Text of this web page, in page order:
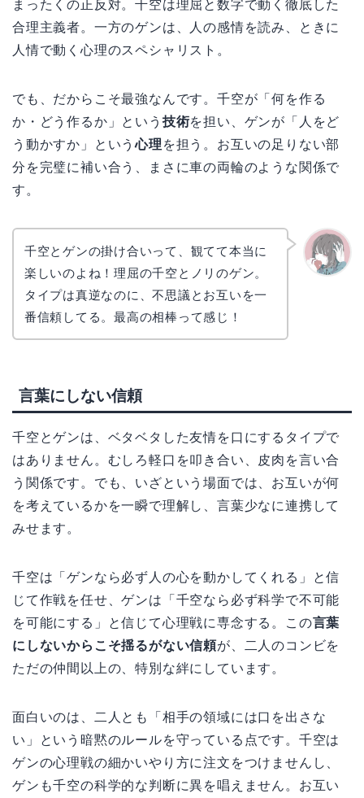
まったくの正反対。千空は理屈と数字で動く徹底した
合理主義者。一方のゲンは、人の感情を読み、ときに
人情で動く心理のスペシャリスト。
でも、だからこそ最強なんです。千空が「何を作る
か・どう作るか」という 技術を担い、ゲンが「人をど
う動かすか」という心理 を担う。お互いの足りない部
分を完璧に補い合う、まさに車の両輪のような関係で
す。
千空とゲンの掛け合いって、観てて本当に
楽しいのよね！理屈の千空とノリのゲン。
タイプは真逆なのに、不思議とお互いを一
番信頼してる。最高の相棒って感じ！
言葉にしない信頼
千空とゲンは、ベタベタした友情を口にするタイプで
はありません。むしろ軽口を叩き合い、皮肉を言い合
う関係です。でも、いざという場面では、お互いが何
を考えているかを一瞬で理解し、言葉少なに連携して
みせます。
千空は「ゲンなら必ず人の心を動かしてくれる」と信
じて作戦を任せ、ゲンは「千空なら必ず科学で不可能
を可能にする」と信じて心理戦に専念する。この言葉
にしないからこそ揺るがない信頼が、二人のコンビを
ただの仲間以上の、特別な絆にしています。
面白いのは、二人とも「相手の領域には口を出さな
い」という暗黙のルールを守っている点です。千空は
ゲンの心理戦の細かいやり方に注文をつけませんし、
ゲンも千空の科学的な判断に異を唱えません。お互い